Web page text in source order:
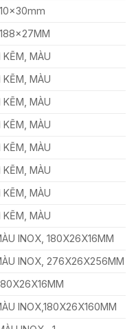
KẼM, MÀU
KẼM, MÀU
KẼM, MÀU
KẼM, MÀU
KẼM, MÀU
KẼM, MÀU
KẼM, MÀU
KẼM, MÀU
INOX, 180X26X16MM
INOX, 276X26X256MM
INOX,180X26X160MM